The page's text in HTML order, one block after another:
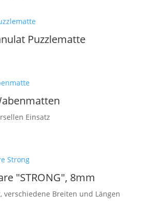
Puzzlematte
Einsatz
"STRONG", 8mm
verschiedene Breiten und Längen